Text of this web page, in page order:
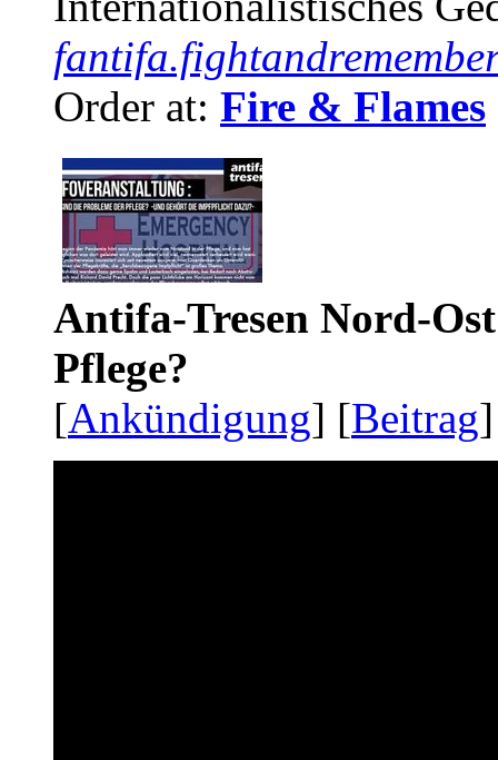
Order at: Fire & Flames
Antifa-Tresen Nord-
Pflege?
[Ankündigung] [Beitrag